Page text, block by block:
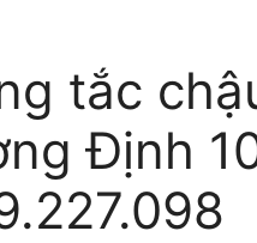
tắc
Định